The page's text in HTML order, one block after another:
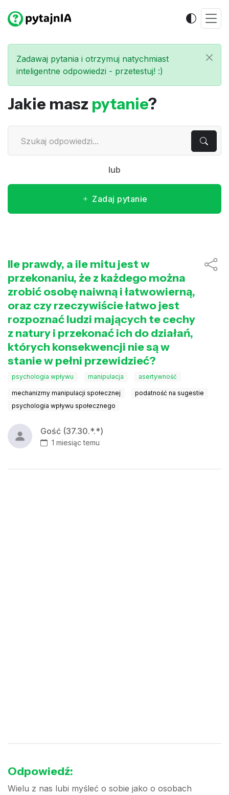
Zadawaj pytania i otrzymuj natychmiast
inteligentne odpowiedzi - przetestuj! :)
Jakie masz pytanie?
lub
Zadaj pytanie
Ile prawdy, a ile mitu jest w
przekonaniu, że z każdego można
zrobić osobę naiwną i łatwowierną,
oraz czy rzeczywiście łatwo jest
rozpoznać ludzi mających te cechy
z natury i przekonać ich do działań,
których konsekwencji nie są w
stanie w pełni przewidzieć?
psychologia wpływu manipulacja asertywność
mechanizmy manipulacji społecznej
podatność na sugestie
psychologia wpływu społecznego
Gość (37.30.*.*)
1 miesiąc temu
Odpowiedź:
Wielu z nas lubi myśleć o sobie jako o osobach